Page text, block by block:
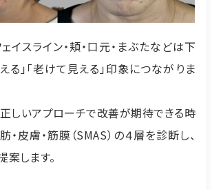
イスライン・頬・口元・まぶたなどは下
る」「老けて見える」印象につながりま
正しいアプローチで改善が期待できる時
・皮膚・筋膜（SMAS）の４層を診断し、
します。